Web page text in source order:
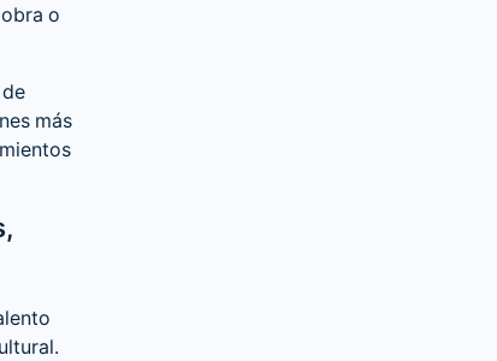
o
más